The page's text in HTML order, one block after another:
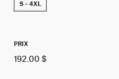
S – 4XL
PRIX
192.00 $